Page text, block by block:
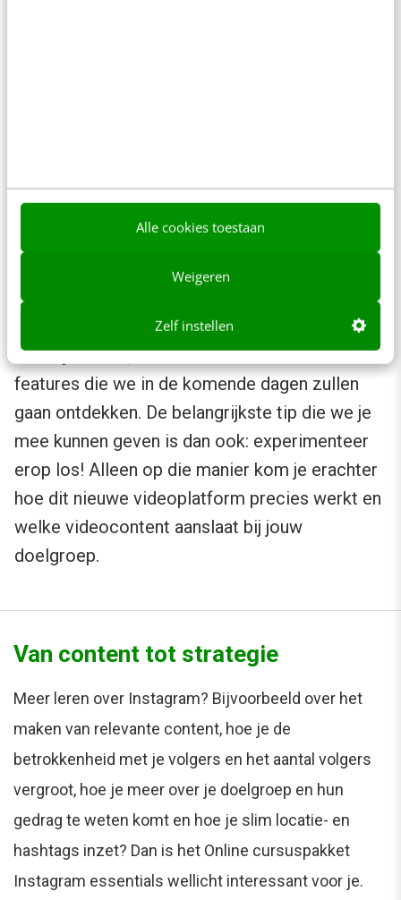
Alle cookies toestaan
Weigeren
Zelf instellen
De kansen van IGTV
Zoals je merkt, biedt IGTV talloze nieuwe
features die we in de komende dagen zullen
gaan ontdekken. De belangrijkste tip die we je
mee kunnen geven is dan ook: experimenteer
erop los! Alleen op die manier kom je erachter
hoe dit nieuwe videoplatform precies werkt en
welke videocontent aanslaat bij jouw
doelgroep.
Van content tot strategie
Meer leren over Instagram? Bijvoorbeeld over het
maken van relevante content, hoe je de
betrokkenheid met je volgers en het aantal volgers
vergroot, hoe je meer over je doelgroep en hun
gedrag te weten komt en hoe je slim locatie- en
hashtags inzet? Dan is het Online cursuspakket
Instagram essentials wellicht interessant voor je.